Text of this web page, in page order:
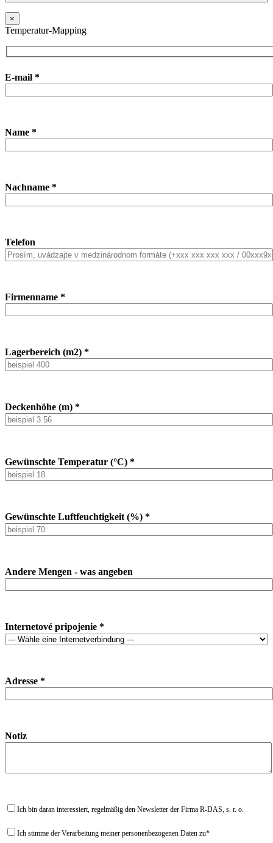
×
Temperatur-Mapping
E-mail *
Name *
Nachname *
Telefon
Firmenname *
Lagerbereich (m2) *
Deckenhöhe (m) *
Gewünschte Temperatur (°C) *
Gewünschte Luftfeuchtigkeit (%) *
Andere Mengen - was angeben
Internetové pripojenie *
Adresse *
Notiz
Ich bin daran interessiert, regelmäßig den Newsletter der Firma R-DAS, s. r. o.
Ich stimme der Verarbeitung meiner personenbezogenen Daten zu*